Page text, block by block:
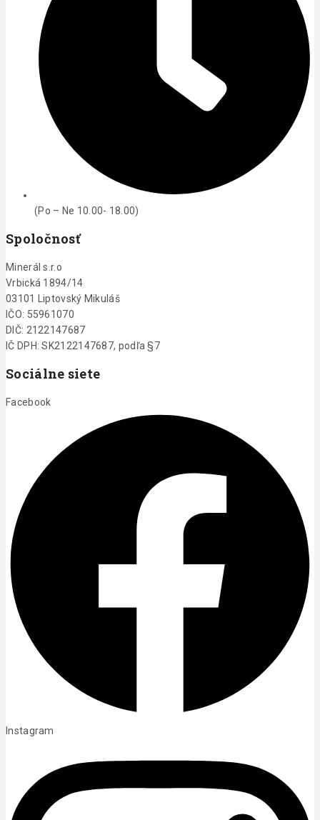
(Po – Ne 10.00- 18.00)
Spoločnosť
Minerál s.r.o
Vrbická 1894/14
03101 Liptovský Mikuláš
IČO: 55961070
DIČ: 2122147687
IČ DPH: SK2122147687, podľa §7
Sociálne siete
Facebook
Instagram